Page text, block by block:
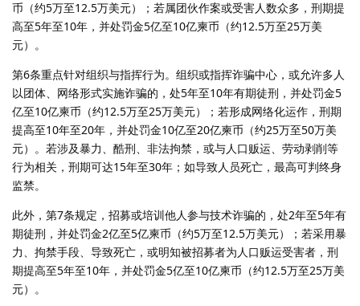
币（约5万至12.5万美元）；若属团伙作案或受害人数众多，刑期提
高至5年至10年，并处罚金5亿至10亿柬币（约12.5万至25万美
元）。
第6条重点针对组织与指挥行为。组织或指挥诈骗中心，或允许多人
以团体、网络形式实施诈骗的，处5年至10年有期徒刑，并处罚金5
亿至10亿柬币（约12.5万至25万美元）；若形成网络化运作，刑期
提高至10年至20年，并处罚金10亿至20亿柬币（约25万至50万美
元）。若涉及暴力、酷刑、非法拘禁，或与人口贩运、劳动剥削等
行为相关，刑期可达15年至30年；如导致人员死亡，最高可判终身
监禁。
此外，第7条规定，招募或培训他人参与技术诈骗的，处2年至5年有
期徒刑，并处罚金2亿至5亿柬币（约5万至12.5万美元）；若采用暴
力、拘禁手段、导致死亡，或明知被招募者为人口贩运受害者，刑
期提高至5年至10年，并处罚金5亿至10亿柬币（约12.5万至25万美
元）。